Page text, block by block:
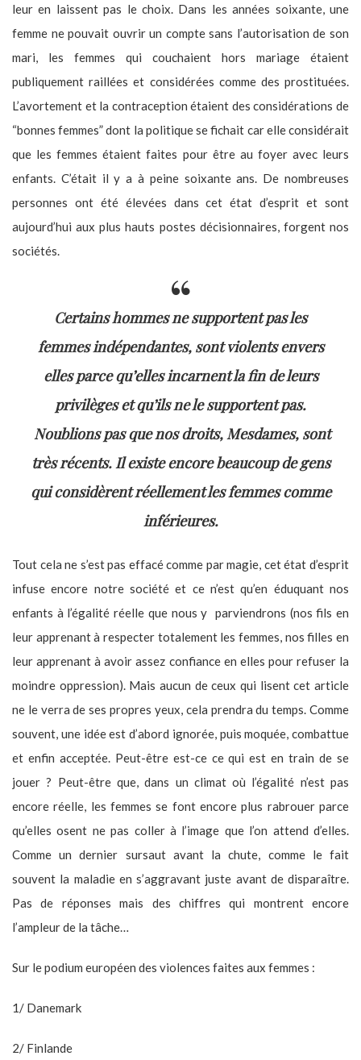
leur en laissent pas le choix. Dans les années soixante, une
femme ne pouvait ouvrir un compte sans l’autorisation de son
mari, les femmes qui couchaient hors mariage étaient
publiquement raillées et considérées comme des prostituées.
L’avortement et la contraception étaient des considérations de
“bonnes femmes” dont la politique se fichait car elle considérait
que les femmes étaient faites pour être au foyer avec leurs
enfants. C’était il y a à peine soixante ans. De nombreuses
personnes ont été élevées dans cet état d’esprit et sont
aujourd’hui aux plus hauts postes décisionnaires, forgent nos
sociétés.
Certains hommes ne supportent pas les
femmes indépendantes, sont violents envers
elles parce qu’elles incarnent la fin de leurs
privilèges et qu’ils ne le supportent pas.
Noublions pas que nos droits, Mesdames, sont
très récents. Il existe encore beaucoup de gens
qui considèrent réellement les femmes comme
inférieures.
Tout cela ne s’est pas effacé comme par magie, cet état d’esprit
infuse encore notre société et ce n’est qu’en éduquant nos
enfants à l’égalité réelle que nous y parviendrons (nos fils en
leur apprenant à respecter totalement les femmes, nos filles en
leur apprenant à avoir assez confiance en elles pour refuser la
moindre oppression). Mais aucun de ceux qui lisent cet article
ne le verra de ses propres yeux, cela prendra du temps. Comme
souvent, une idée est d’abord ignorée, puis moquée, combattue
et enfin acceptée. Peut-être est-ce ce qui est en train de se
jouer ? Peut-être que, dans un climat où l’égalité n’est pas
encore réelle, les femmes se font encore plus rabrouer parce
qu’elles osent ne pas coller à l’image que l’on attend d’elles.
Comme un dernier sursaut avant la chute, comme le fait
souvent la maladie en s’aggravant juste avant de disparaître.
Pas de réponses mais des chiffres qui montrent encore
l’ampleur de la tâche…
Sur le podium européen des violences faites aux femmes :
1/ Danemark
2/ Finlande